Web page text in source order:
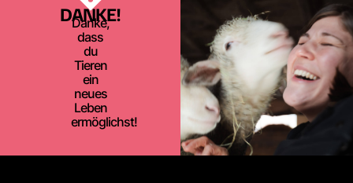
DANKE!
Danke,
dass
du
Tieren
ein
neues
Leben
ermöglichst!